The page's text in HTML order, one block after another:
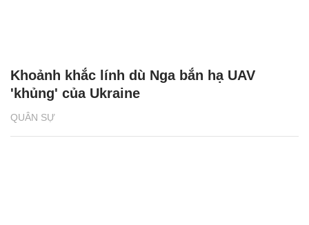
QUÂN SỰ
Khoảnh khắc lính dù Nga bắn hạ UAV
'khủng' của Ukraine